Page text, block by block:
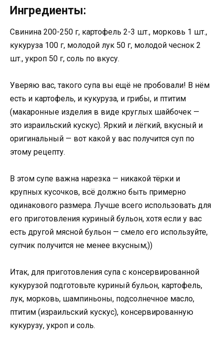
Ингредиенты:
Свинина 200-250 г, картофель 2-3 шт., морковь 1 шт.,
кукуруза 100 г, молодой лук 50 г, молодой чеснок 2
шт., укроп 50 г, соль по вкусу.
Уверяю вас, такого супа вы ещё не пробовали! В нём
есть и картофель, и кукуруза, и грибы, и птитим
(макаронные изделия в виде круглых шайбочек —
это израильский кускус). Яркий и лёгкий, вкусный и
оригинальный — вот какой у вас получится суп по
этому рецепту.
В этом супе важна нарезка — никакой тёрки и
крупных кусочков, всё должно быть примерно
одинакового размера. Лучше всего использовать для
его приготовления куриный бульон, хотя если у вас
есть другой мясной бульон — смело его используйте,
супчик получится не менее вкусным;))
Итак, для приготовления супа с консервированной
кукурузой подготовьте куриный бульон, картофель,
лук, морковь, шампиньоны, подсолнечное масло,
птитим (израильский кускус), консервированную
кукурузу, укроп и соль.